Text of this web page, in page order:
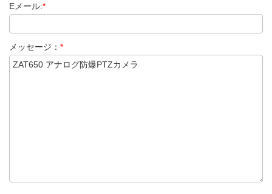
Eメール:*
メッセージ： *